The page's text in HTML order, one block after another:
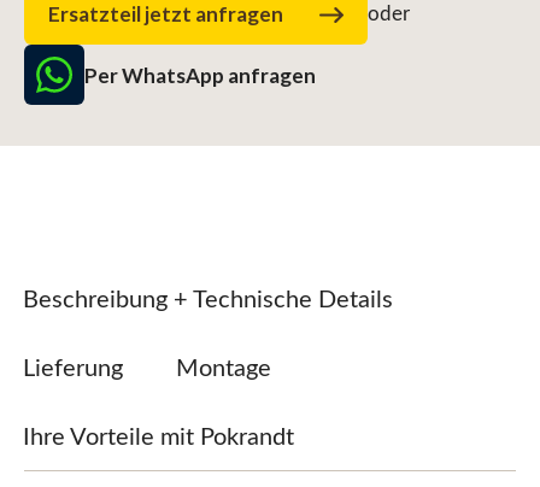
Ersatzteil jetzt anfragen oder
Per WhatsApp anfragen
Beschreibung + Technische Details
Lieferung Montage
Ihre Vorteile mit Pokrandt